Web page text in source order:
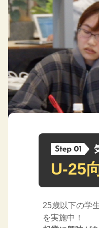
U-25
25歳以下の学
を実施中！